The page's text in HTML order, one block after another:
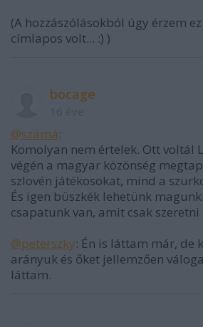
(A hozzászólásokból úgy érzem
címlapos volt... :) )
bocage
@számá:
Komolyan nem értelek. Ott voltál
végén a magyar közönség
szlovén játékosokat, mind a
És igen büszkék lehetünk
csapatunk van, amit csak szeretni
@peterszky: Én is láttam már, de
arányuk és őket jellemzően
láttam.